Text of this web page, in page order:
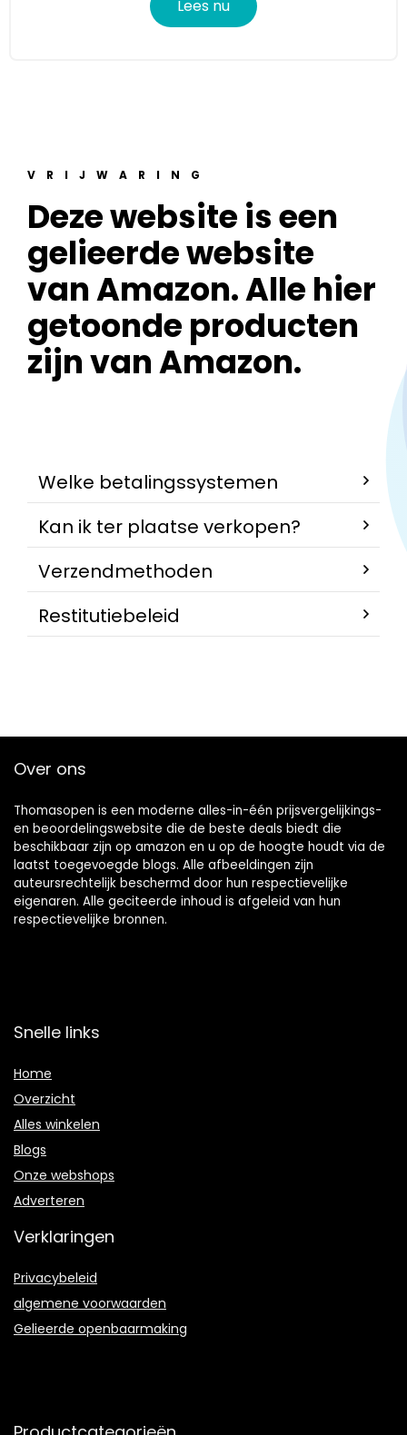
Lees nu
VRIJWARING
Deze website is een
gelieerde website
van Amazon. Alle hier
getoonde producten
zijn van Amazon.
Welke betalingssystemen
Kan ik ter plaatse verkopen?
Verzendmethoden
Restitutiebeleid
Over ons
Thomasopen is een moderne alles-in-één prijsvergelijkings-
en beoordelingswebsite die de beste deals biedt die
beschikbaar zijn op amazon en u op de hoogte houdt via de
laatst toegevoegde blogs. Alle afbeeldingen zijn
auteursrechtelijk beschermd door hun respectievelijke
eigenaren. Alle geciteerde inhoud is afgeleid van hun
respectievelijke bronnen.
Snelle links
Home
Overzicht
Alles winkelen
Blogs
Onze webshops
Adverteren
Verklaringen
Privacybeleid
algemene voorwaarden
Gelieerde openbaarmaking